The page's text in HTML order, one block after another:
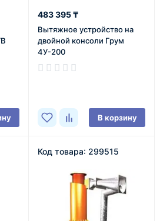
483 395 ₸
Вытяжное устройство на
двойной консоли Грум
4У-200
В корзину
Код товара: 299515